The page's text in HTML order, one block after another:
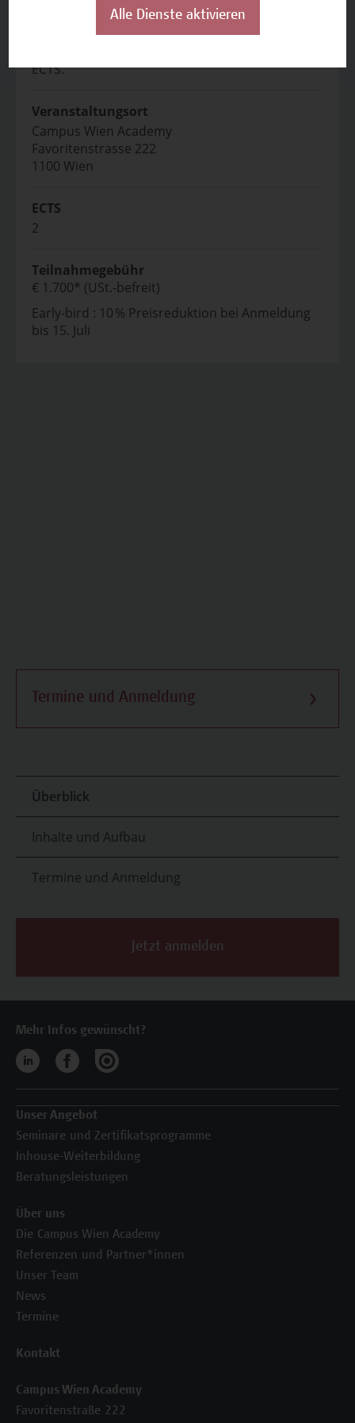
Nach erfolgreicher Leistungsüberprüfung
ECTS.
Veranstaltungsort
Campus Wien Academy
Favoritenstrasse 222
1100 Wien
ECTS
2
Teilnahmegebühr
€ 1.700* (USt.-befreit)
Early-bird : 10 % Preisreduktion bei Anmeldung
bis 15. Juli
Termine und Anmeldung
Überblick
Inhalte und Aufbau
Termine und Anmeldung
Jetzt anmelden
Mehr Infos gewünscht?
Unser Angebot
Seminare und Zertifikatsprogramme
Inhouse-Weiterbildung
Beratungsleistungen
Über uns
Die Campus Wien Academy
Referenzen und Partner*innen
Unser Team
News
Termine
Kontakt
Campus Wien Academy
Favoritenstraße 222
Alle Dienste aktivieren